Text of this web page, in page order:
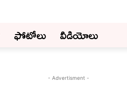
ఫోటోలు వీడియోలు
- Advertisment -